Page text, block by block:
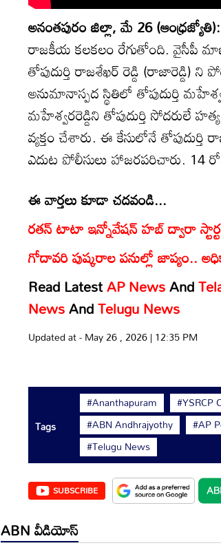
అనంతపురం జిల్లా, మే 26 (ఆంధ్రజ్యోతి):
రాజకీయ కలకలం రేగుతోంది. వైసీపీ మాజీ
తోపుదుర్తి రాజశేఖర్ రెడ్డి (రాజారెడ్డి) ని
అనుమానాస్పద స్థితిలో తోపుదుర్తి
మహేశ్వరరెడ్డిని తోపుదుర్తి సోదరులే
వ్యక్తం చేశారు. ఈ కేసులోనే తోపుదుర్తి
ఎదుట పోలీసులు హాజరపరిచారు. 14
ఈ వార్తలు కూడా చదవండి...
రతన్ టాటా ఇన్నోవేషన్ హబ్ ద్వారా
గోదావరి పుష్కరాల పనుల్లో జాప్యం..
Read LatestAP NewsAnd
NewsAndTelugu News
Updated at - May 26 , 2026 | 12:35 PM
Tags
#Ananthapuram #YSRCP
#ABN Andhrajyothy
#AP
#Telugu News
SUBSCRIBE
ABN వీడియోస్